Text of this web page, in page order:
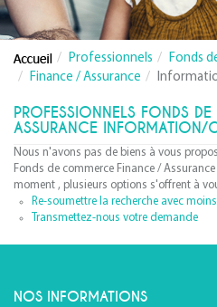
Professionnels
Fonds
Finance / Assurance
PROFESSIONNELS FONDS
ASSURANCE INFORMATION/
Nous n'avons pas de biens à vous
Fonds de commerce Finance /
moment , plusieurs options s'offrent à
Re-soumettre la recherche avec
Transmettez-nous votre demande
NOS INFORMATIONS